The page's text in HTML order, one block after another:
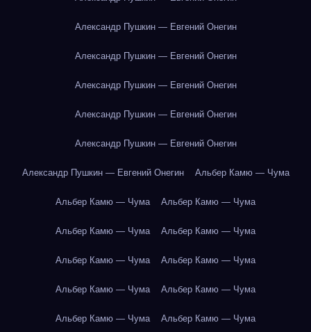
Александр Пушкин — Евгений Онегин
Александр Пушкин — Евгений Онегин
Александр Пушкин — Евгений Онегин
Александр Пушкин — Евгений Онегин
Александр Пушкин — Евгений Онегин
Александр Пушкин — Евгений Онегин Альбер Камю — Чума
Альбер Камю — Чума Альбер Камю — Чума
Альбер Камю — Чума Альбер Камю — Чума
Альбер Камю — Чума Альбер Камю — Чума
Альбер Камю — Чума Альбер Камю — Чума
Альбер Камю — Чума Альбер Камю — Чума